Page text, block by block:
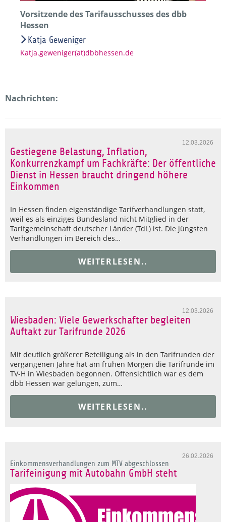
Vorsitzende des Tarifausschusses des dbb
Hessen
Katja Geweniger
Katja.geweniger(at)dbbhessen.de
Nachrichten:
12.03.2026
Gestiegene Belastung, Inflation,
Konkurrenzkampf um Fachkräfte: Der öffentliche
Dienst in Hessen braucht dringend höhere
Einkommen
In Hessen finden eigenständige Tarifverhandlungen statt,
weil es als einziges Bundesland nicht Mitglied in der
Tarifgemeinschaft deutscher Länder (TdL) ist. Die jüngsten
Verhandlungen im Bereich des…
WEITERLESEN..
12.03.2026
Wiesbaden: Viele Gewerkschafter begleiten
Auftakt zur Tarifrunde 2026
Mit deutlich größerer Beteiligung als in den Tarifrunden der
vergangenen Jahre hat am frühen Morgen die Tarifrunde im
TV-H in Wiesbaden begonnen. Offensichtlich war es dem
dbb Hessen war gelungen, zum…
WEITERLESEN..
26.02.2026
Einkommensverhandlungen zum MTV abgeschlossen
Tarifeinigung mit Autobahn GmbH steht